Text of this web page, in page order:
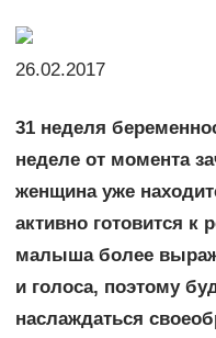
26.02.2017
31 неделя
неделе от момента
женщина уже
активно готовится
малыша более
и голоса, поэтому
наслаждаться